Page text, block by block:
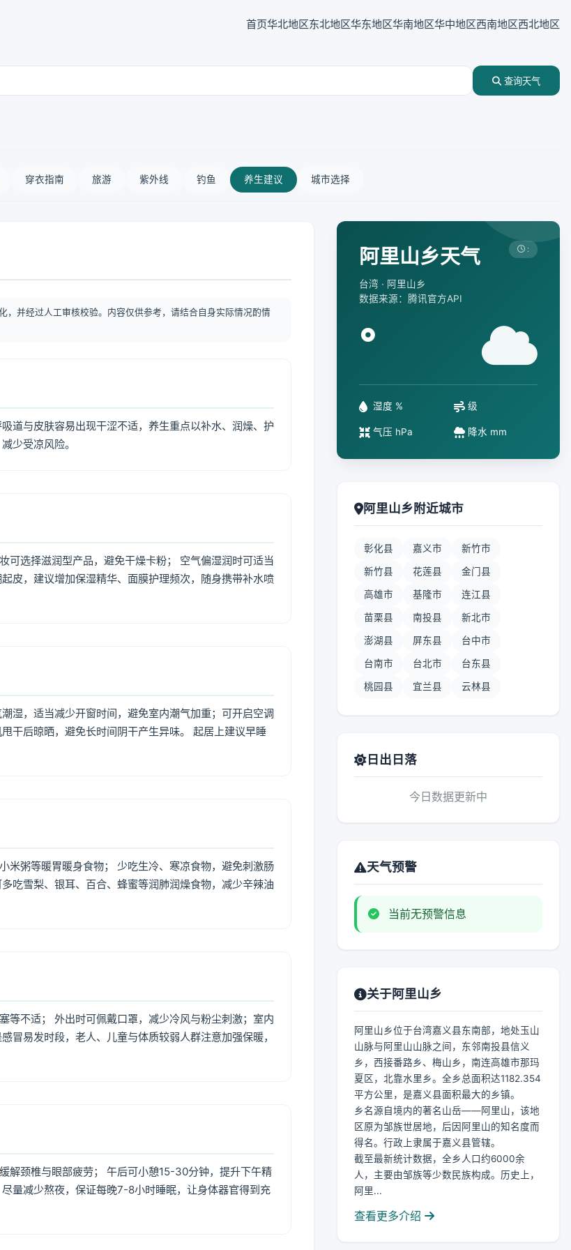
首页华北地区东北地区华东地区华南地区华中地区西南地区西北地区
查询天气
穿衣指南 旅游 紫外线 钓鱼 养生建议 城市选择
并经过人工审核校验。内容仅供参考，请结合自身实际情况酌情
道与皮肤容易出现干涩不适，养生重点以补水、润燥、护
少受凉风险。
可选择滋润型产品，避免干燥卡粉； 空气偏湿润时可适当
皮，建议增加保湿精华、面膜护理频次，随身携带补水喷
湿，适当减少开窗时间，避免室内潮气加重；可开启空调
干后晾晒，避免长时间阴干产生异味。 起居上建议早睡
米粥等暖胃暖身食物； 少吃生冷、寒凉食物，避免刺激肠
吃雪梨、银耳、百合、蜂蜜等润肺润燥食物，减少辛辣油
等不适； 外出时可佩戴口罩，减少冷风与粉尘刺激；室内
冒易发时段，老人、儿童与体质较弱人群注意加强保暖，
解颈椎与眼部疲劳； 午后可小憩15-30分钟，提升下午精
量减少熬夜，保证每晚7-8小时睡眠，让身体器官得到充
阿里山乡天气
台湾 · 阿里山乡
数据来源：腾讯官方API
:
°
湿度 % 级
气压 hPa 降水 mm
阿里山乡附近城市
彰化县 嘉义市 新竹市
新竹县 花莲县 金门县
高雄市 基隆市 连江县
苗栗县 南投县 新北市
澎湖县 屏东县 台中市
台南市 台北市 台东县
桃园县 宜兰县 云林县
日出日落
今日数据更新中
天气预警
当前无预警信息
关于阿里山乡
阿里山乡位于台湾嘉义县东南部，地处玉山
山脉与阿里山山脉之间，东邻南投县信义
乡，西接番路乡、梅山乡，南连高雄市那玛
夏区，北靠水里乡。全乡总面积达1182.354
平方公里，是嘉义县面积最大的乡镇。
乡名源自境内的著名山岳——阿里山，该地
区原为邹族世居地，后因阿里山的知名度而
得名。行政上隶属于嘉义县管辖。
截至最新统计数据，全乡人口约6000余
人，主要由邹族等少数民族构成。历史上，
阿里...
查看更多介绍